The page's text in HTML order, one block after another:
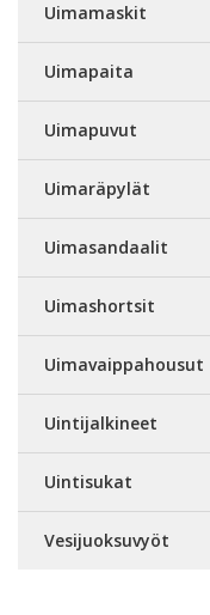
Uimamaskit
Uimapaita
Uimapuvut
Uimaräpylät
Uimasandaalit
Uimashortsit
Uimavaippahousut
Uintijalkineet
Uintisukat
Vesijuoksuvyöt